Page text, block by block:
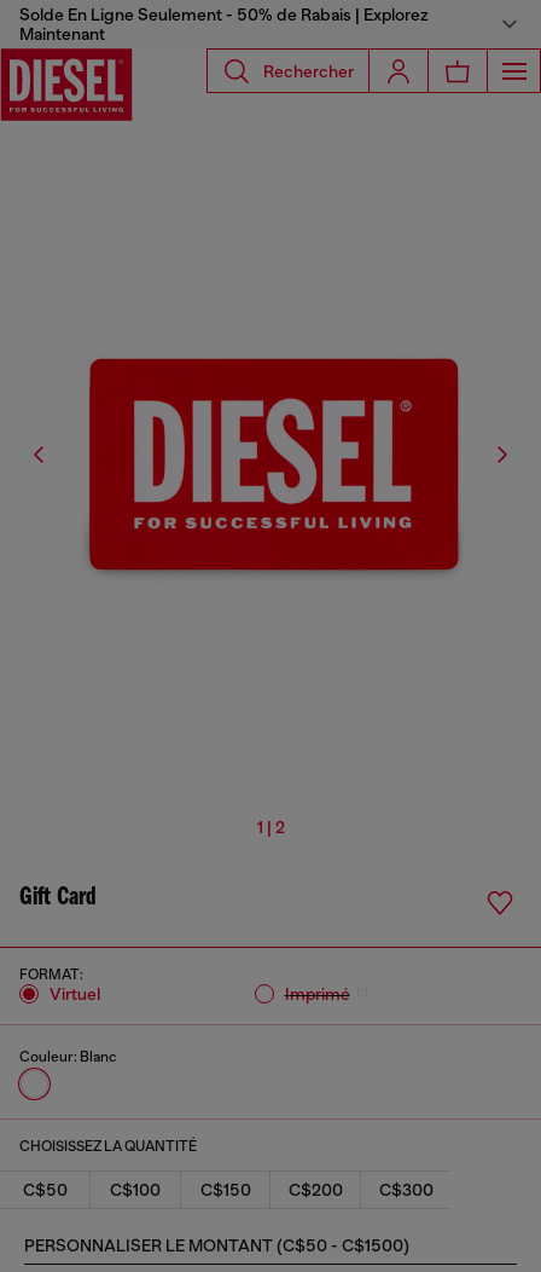
Solde En Ligne Seulement - 50% de Rabais | Explorez
Maintenant
Rechercher
1 | 2
Gift Card
Couleur: Blanc
FORMAT:
virtuel imprimé
CHOISISSEZ LA QUANTITÉ
C$50 C$100 C$150 C$200 C$300
PERSONNALISER LE MONTANT (C$50 - C$1500)